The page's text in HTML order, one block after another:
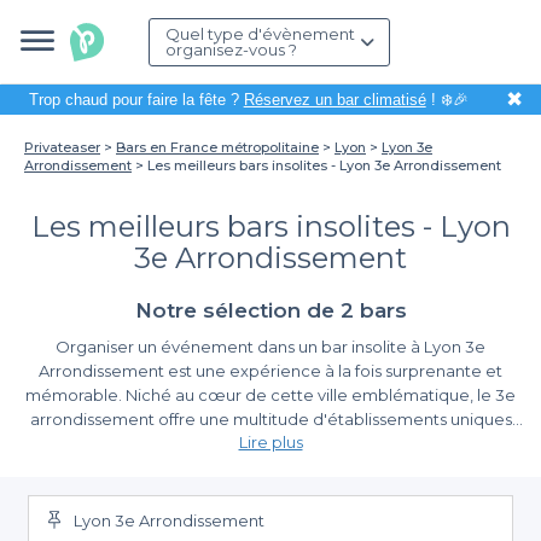
Quel type d'évènement
organisez-vous ?
Trop chaud pour faire la fête ? Réservez un bar climatisé! ❄️🎉 ✖
Privateaser Bars en France métropolitaine Lyon
Lyon 3e
Arrondissement
Les meilleurs bars insolites - Lyon 3e Arrondissement
Les meilleurs bars insolites - Lyon
3e Arrondissement
Notre sélection de 2 bars
Organiser un événement dans un bar insolite à Lyon 3e
Arrondissement est une expérience à la fois surprenante et
mémorable. Niché au cœur de cette ville emblématique, le 3e
arrondissement offre une multitude d'établissements uniques
qui sauront séduire vos invités. Que ce soit pour un afterwork
bars atypiques de cette zone vous plongeront dans des
ambiances variées et originales.
Réservez facilement vos bars atypiques
Avec Privateaser, nous simplifions la recherche et la réservation
Lire plus
Lyon 3e Arrondissement